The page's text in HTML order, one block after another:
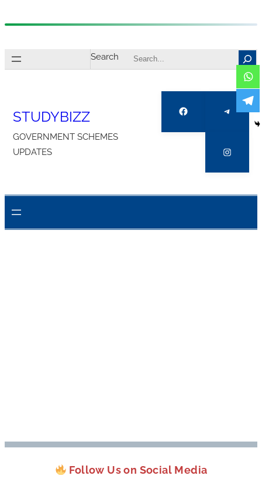
to
Search
STUDYBIZZ
GOVERNMENT SCHEMES
UPDATES
Facebook
Follow Us on Social Media